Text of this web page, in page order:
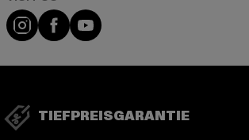
Visit our Instagram page:
Visit our Facebook page:
Visit our YouTube channel:
TIEFPREISGARANTIE